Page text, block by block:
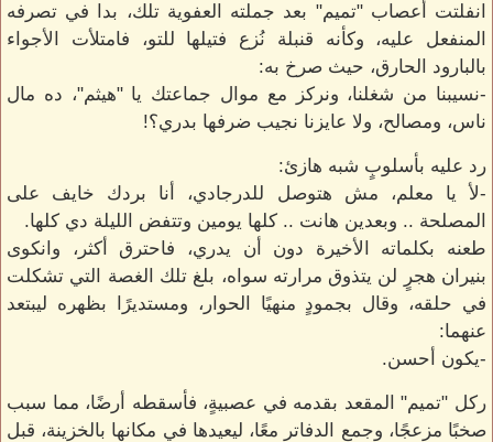
انفلتت أعصاب "تميم" بعد جملته العفوية تلك، بدا في تصرفه
المنفعل عليه، وكأنه قنبلة نُزع فتيلها للتو، فامتلأت الأجواء
بالبارود الحارق، حيث صرخ به:
-نسيبنا من شغلنا، ونركز مع موال جماعتك يا "هيثم"، ده مال
ناس، ومصالح، ولا عايزنا نجيب ضرفها بدري؟!
رد عليه بأسلوبٍ شبه هازئ:
-لأ يا معلم، مش هتوصل للدرجادي، أنا بردك خايف على
المصلحة .. وبعدين هانت .. كلها يومين وتتفض الليلة دي كلها.
طعنه بكلماته الأخيرة دون أن يدري، فاحترق أكثر، وانكوى
بنيران هجرٍ لن يتذوق مرارته سواه، بلغ تلك الغصة التي تشكلت
في حلقه، وقال بجمودٍ منهيًا الحوار، ومستديرًا بظهره ليبتعد
عنهما:
-يكون أحسن.
ركل "تميم" المقعد بقدمه في عصبيةٍ، فأسقطه أرضًا، مما سبب
صخبًا مزعجًا، وجمع الدفاتر معًا، ليعيدها في مكانها بالخزينة، قبل